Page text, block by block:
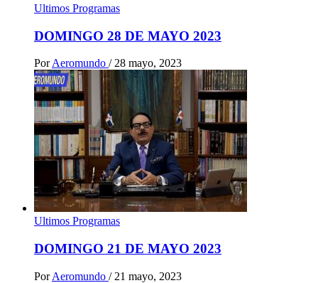
Ultimos Programas
DOMINGO 28 DE MAYO 2023
Por Aeromundo / 28 mayo, 2023
Ultimos Programas
DOMINGO 21 DE MAYO 2023
Por Aeromundo / 21 mayo, 2023